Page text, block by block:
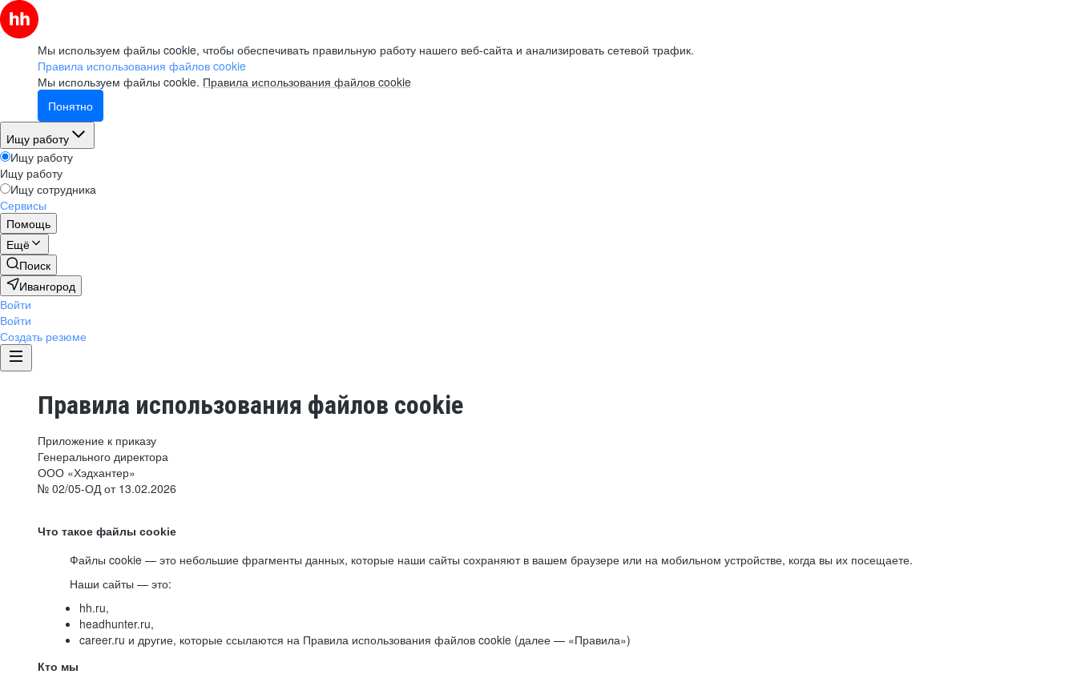
Мы используем файлы cookie, чтобы обеспечивать правильную работу нашего веб-сайта и анализировать сетевой трафик.
Правила использования файлов cookie
Мы используем файлы cookie. Правила использования файлов cookie
Понятно
Ищу работу
Ищу работу
Ищу работу
Ищу сотрудника
Сервисы
Помощь
Ещё
Поиск
Ивангород
Войти
Войти
Создать резюме
Правила использования файлов cookie
Приложение к приказу
Генерального директора
ООО «Хэдхантер»
№ 02/05-ОД от 13.02.2026
Что такое файлы cookie
Файлы cookie — это небольшие фрагменты данных, которые наши сайты сохраняют в вашем браузере или на мобильном устройстве, когда вы их посещаете.
Наши сайты — это:
hh.ru,
headhunter.ru,
career.ru и другие, которые ссылаются на Правила использования файлов cookie (далее — «Правила»)
Кто мы